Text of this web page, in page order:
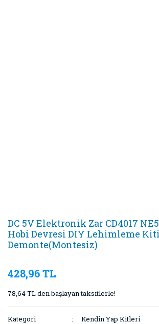
DC 5V Elektronik Zar CD4017
Hobi Devresi DIY Lehimleme
Demonte(Montesiz)
428,96 TL
78,64 TL den başlayan taksitlerle!
Kategori
Kendin Yap Kitleri